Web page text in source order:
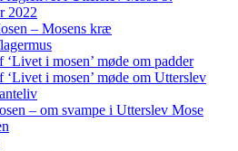
2022
– Mosens kræ
‘Livet i mosen’ møde om padder
‘Livet i mosen’ møde om Utterslev
– om svampe i Utterslev Mose